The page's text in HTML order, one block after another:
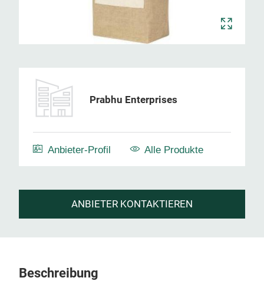
Prabhu Enterprises
Anbieter-Profil Alle Produkte
ANBIETER KONTAKTIEREN
Beschreibung